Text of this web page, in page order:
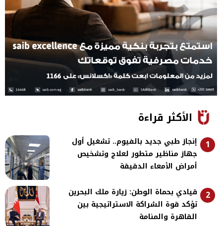
الأكثر قراءة
1
إنجاز طبي جديد بالفيوم.. تشغيل أول
جهاز مناظير متطور لعلاج وتشخيص
أمراض الأمعاء الدقيقة
2
قيادي بحماة الوطن: زيارة ملك البحرين
تؤكد قوة الشراكة الاستراتيجية بين
القاهرة والمنامة